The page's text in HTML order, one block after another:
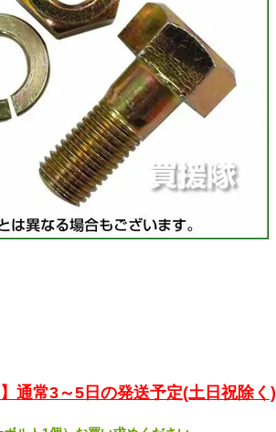
通常3～5日の発送予定(土日祝除く)